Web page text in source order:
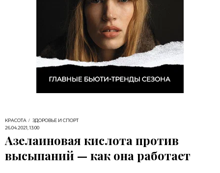
КРАСОТА
ЗДОРОВЬЕ И СПОРТ
26.04.2021, 13:00
Азелаиновая кислота против
высыпаний — как она работает